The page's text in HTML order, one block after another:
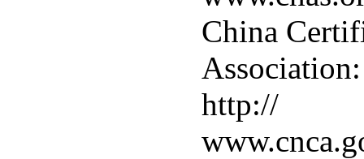
China
Association:
http://